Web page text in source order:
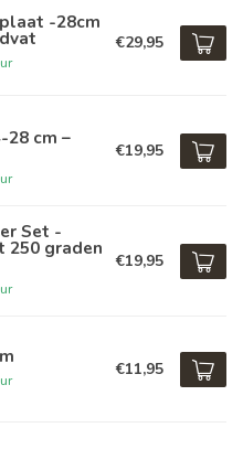
-28cm
€29,95
28 cm –
€19,95
Set -
graden
€19,95
€11,95